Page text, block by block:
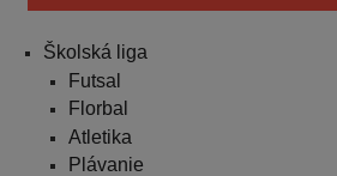
Školská liga
Futsal
Florbal
Atletika
Plávanie